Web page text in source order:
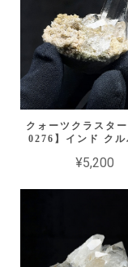
クォーツクラスタ
0276】インド クル
¥5,200